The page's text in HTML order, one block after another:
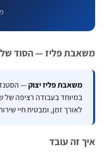
משאבת פליז — הסוד
משאבת פליז יצוק—
במיוחד בעבודה רציפה של
לאורך זמן, ומבטיח חיי
איך זה עובד